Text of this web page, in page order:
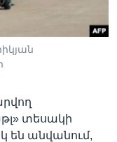
տեսակի
են անվանում,